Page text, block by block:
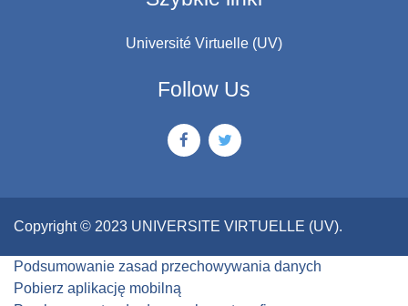
Université Virtuelle (UV)
Follow Us
Copyright © 2023 UNIVERSITE VIRTUELLE (UV).
Podsumowanie zasad przechowywania danych
Pobierz aplikację mobilną